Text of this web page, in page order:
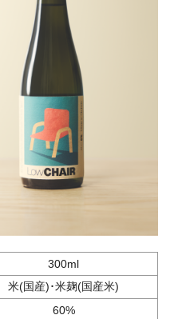
300ml
米(国産)･米麹(国産米)
60%